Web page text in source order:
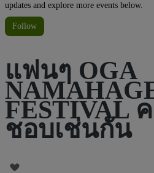
updates and explore more events below.
Follow
แฟนๆ OGA
FESTIVAL
ชอบเช่นกัน